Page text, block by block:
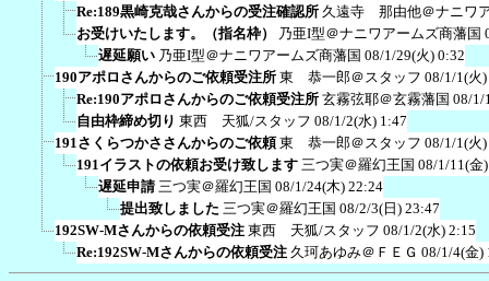
Re:189黒崎克哉さんからの受注確認所 久遠寺 那由他＠ナニワ
お受けいたします。（指名枠）
乃亜I型＠ナニワアームズ商藩国
遅延願い 乃亜I型＠ナニワアームズ商藩国 08/1/29(火) 0:32
190アポロさんからのご依頼受注所 東 恭一郎＠スタッフ 08/1/1(火
Re:190アポロさんからのご依頼受注所 玄霧弦耶＠玄霧藩国 08/1/
自由枠締め切り 東西 天狐/スタッフ 08/1/2(水) 1:47
191さくらつかささんからのご依頼 東 恭一郎＠スタッフ 08/1/1(火
191イラストの依頼お受け致します 三つ実＠羅幻王国 08/1/11(金
遅延申請 三つ実＠羅幻王国 08/1/24(木) 22:24
提出致しました 三つ実＠羅幻王国 08/2/3(日) 23:47
192SW-Mさんからの依頼受注 東西 天狐/スタッフ 08/1/2(水) 2:15
Re:192SW-Mさんからの依頼受注 久珂あゆみ＠ＦＥＧ 08/1/4(金)